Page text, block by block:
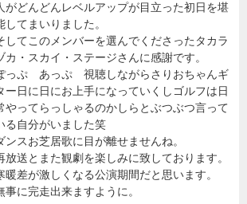
がどんどんレベルアップが目立った初日を堪
してまいりました。
してこのメンバーを選んでくださったタカラ
カ・スカイ・ステージさんに感謝です。
っぷ あっぷ 視聴しながらさりおちゃんギ
ー日に日にお上手になっていくしゴルフは日
やってらっしゃるのかしらとぶつぶつ言って
る自分がいました笑
ンスお芝居歌に目が離せませんね。
放送とまた観劇を楽しみに致しております。
暖差が激しくなる公演期間だと思います。
事に完走出来ますように。